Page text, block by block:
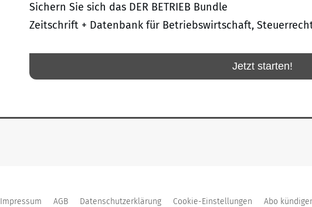
Sichern Sie sich das DER BETRIEB Bundle
Zeitschrift + Datenbank für Betriebswirtschaft,
Jetzt starten!
Impressum AGB Datenschutzerklärung Cookie-Einstellungen Abo